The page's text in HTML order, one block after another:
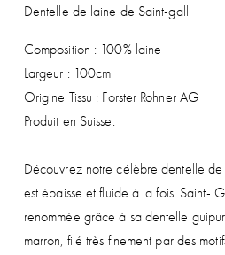
Dentelle de laine de Saint-gall
Composition : 100% laine
Largeur : 100cm
Origine Tissu : Forster Rohner AG
Produit en Suisse.
Découvrez notre célèbre dentelle
est épaisse et fluide à la fois. Saint-
renommée grâce à sa dentelle
marron, filé très finement par des